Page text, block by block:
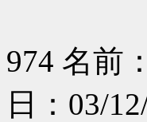
974 名前：
日：03/